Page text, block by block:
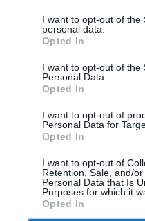
I want to opt-out of the
personal data.
Opted In
I want to opt-out of the
Personal Data.
Opted In
I want to opt-out of
Personal Data for
Opted In
I want to opt-out of
Retention, Sale, and/
Personal Data that Is
Purposes for which it
Opted In
DERNIERS
Aviationa commenté
Partenariat Malaysia
NDRa commenté l'article